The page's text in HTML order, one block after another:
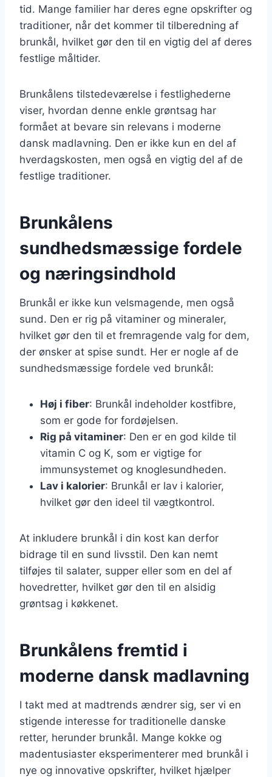
tid. Mange familier har deres egne opskrifter og
traditioner, når det kommer til tilberedning af
brunkål, hvilket gør den til en vigtig del af deres
festlige måltider.
Brunkålens tilstedeværelse i festlighederne
viser, hvordan denne enkle grøntsag har
formået at bevare sin relevans i moderne
dansk madlavning. Den er ikke kun en del af
hverdagskosten, men også en vigtig del af de
festlige traditioner.
Brunkålens
sundhedsmæssige fordele
og næringsindhold
Brunkål er ikke kun velsmagende, men også
sund. Den er rig på vitaminer og mineraler,
hvilket gør den til et fremragende valg for dem,
der ønsker at spise sundt. Her er nogle af de
sundhedsmæssige fordele ved brunkål:
Høj i fiber: Brunkål indeholder kostfibre,
som er gode for fordøjelsen.
Rig på vitaminer: Den er en god kilde til
vitamin C og K, som er vigtige for
immunsystemet og knoglesundheden.
Lav i kalorier: Brunkål er lav i kalorier,
hvilket gør den ideel til vægtkontrol.
At inkludere brunkål i din kost kan derfor
bidrage til en sund livsstil. Den kan nemt
tilføjes til salater, supper eller som en del af
hovedretter, hvilket gør den til en alsidig
grøntsag i køkkenet.
Brunkålens fremtid i
moderne dansk madlavning
I takt med at madtrends ændrer sig, ser vi en
stigende interesse for traditionelle danske
retter, herunder brunkål. Mange kokke og
madentusiaster eksperimenterer med brunkål i
nye og innovative opskrifter, hvilket hjælper